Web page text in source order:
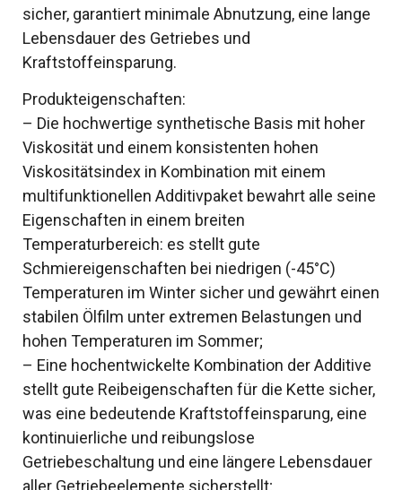
sicher, garantiert minimale Abnutzung, eine lange
Lebensdauer des Getriebes und
Kraftstoffeinsparung.
Produkteigenschaften:
– Die hochwertige synthetische Basis mit hoher
Viskosität und einem konsistenten hohen
Viskositätsindex in Kombination mit einem
multifunktionellen Additivpaket bewahrt alle seine
Eigenschaften in einem breiten
Temperaturbereich: es stellt gute
Schmiereigenschaften bei niedrigen (-45°C)
Temperaturen im Winter sicher und gewährt einen
stabilen Ölfilm unter extremen Belastungen und
hohen Temperaturen im Sommer;
– Eine hochentwickelte Kombination der Additive
stellt gute Reibeigenschaften für die Kette sicher,
was eine bedeutende Kraftstoffeinsparung, eine
kontinuierliche und reibungslose
Getriebeschaltung und eine längere Lebensdauer
aller Getriebeelemente sicherstellt;